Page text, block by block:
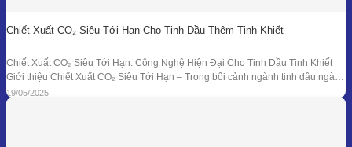
Chiết Xuất CO₂ Siêu Tới Hạn Cho Tinh Dầu Thêm Tinh Khiết
Chiết Xuất CO₂ Siêu Tới Hạn: Công Nghệ Hiện Đại Cho Tinh Dầu Tinh Khiết
Giới thiệu Chiết Xuất CO₂ Siêu Tới Hạn – Trong bối cảnh ngành tinh dầu ngày
càng đồi hỏi cao về độ tinh khiết, tính an toàn và hiệu quả sinh học, phương
pháp chiết xuất bằng CO₂ siêu tới
19/05/2025